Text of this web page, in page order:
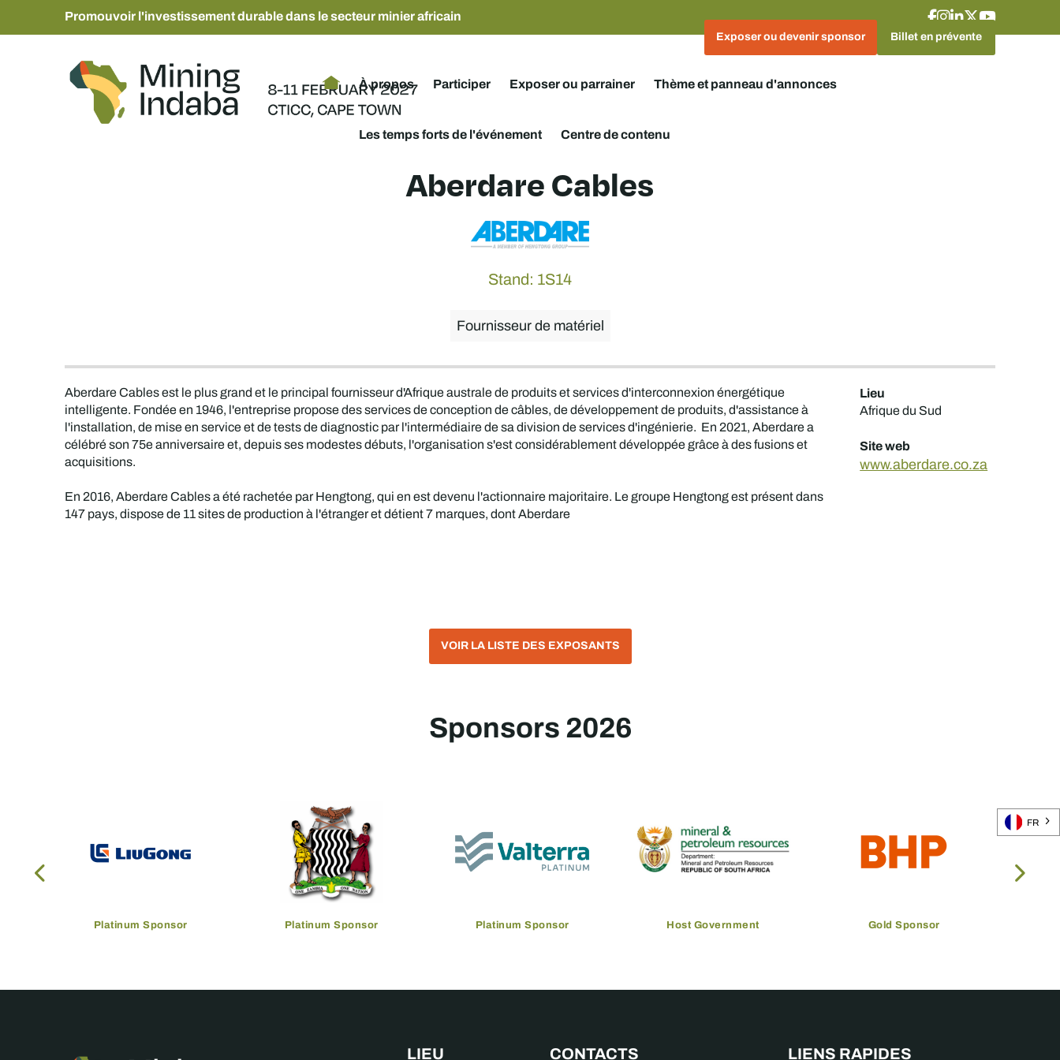
Promouvoir l'investissement durable dans le secteur minier africain
Exposer ou devenir sponsor Billet en prévente
À propos Participer Exposer ou parrainer Thème et panneau d'annonces
Les temps forts de l'événement Centre de contenu
Aberdare Cables
Stand: 1S14
Fournisseur de matériel
Aberdare Cables est le plus grand et le principal fournisseur d'Afrique australe de produits et services d'interconnexion énergétique
intelligente. Fondée en 1946, l'entreprise propose des services de conception de câbles, de développement de produits, d'assistance à
l'installation, de mise en service et de tests de diagnostic par l'intermédiaire de sa division de services d'ingénierie. En 2021, Aberdare a
célébré son 75e anniversaire et, depuis ses modestes débuts, l'organisation s'est considérablement développée grâce à des fusions et
acquisitions.
En 2016, Aberdare Cables a été rachetée par Hengtong, qui en est devenu l'actionnaire majoritaire. Le groupe Hengtong est présent dans
147 pays, dispose de 11 sites de production à l'étranger et détient 7 marques, dont Aberdare
Lieu
Afrique du Sud
Site web
www.aberdare.co.za
VOIR LA LISTE DES EXPOSANTS
Sponsors 2026
Platinum Sponsor Platinum Sponsor Platinum Sponsor Host Government Gold Sponsor
LIEU CONTACTS LIENS RAPIDES
FR